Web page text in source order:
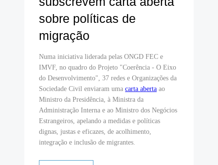
sobre políticas de
migração
Numa iniciativa liderada pelas ONGD FEC e
IMVF, no quadro do Projeto "Coerência - O Eixo
do Desenvolvimento", 37 redes e Organizações da
Sociedade Civil enviaram uma carta aberta ao
Ministro da Presidência, à Ministra da
Administração Interna e ao Ministro dos Negócios
Estrangeiros, apelando a medidas e políticas
dignas, justas e eficazes, de acolhimento,
integração e inclusão de migrantes.